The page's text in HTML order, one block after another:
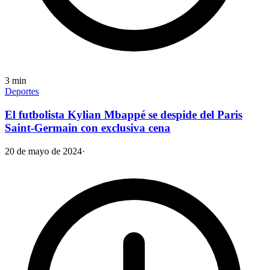
3 min
Deportes
El futbolista Kylian Mbappé se despide del Paris
Saint-Germain con exclusiva cena
20 de mayo de 2024·